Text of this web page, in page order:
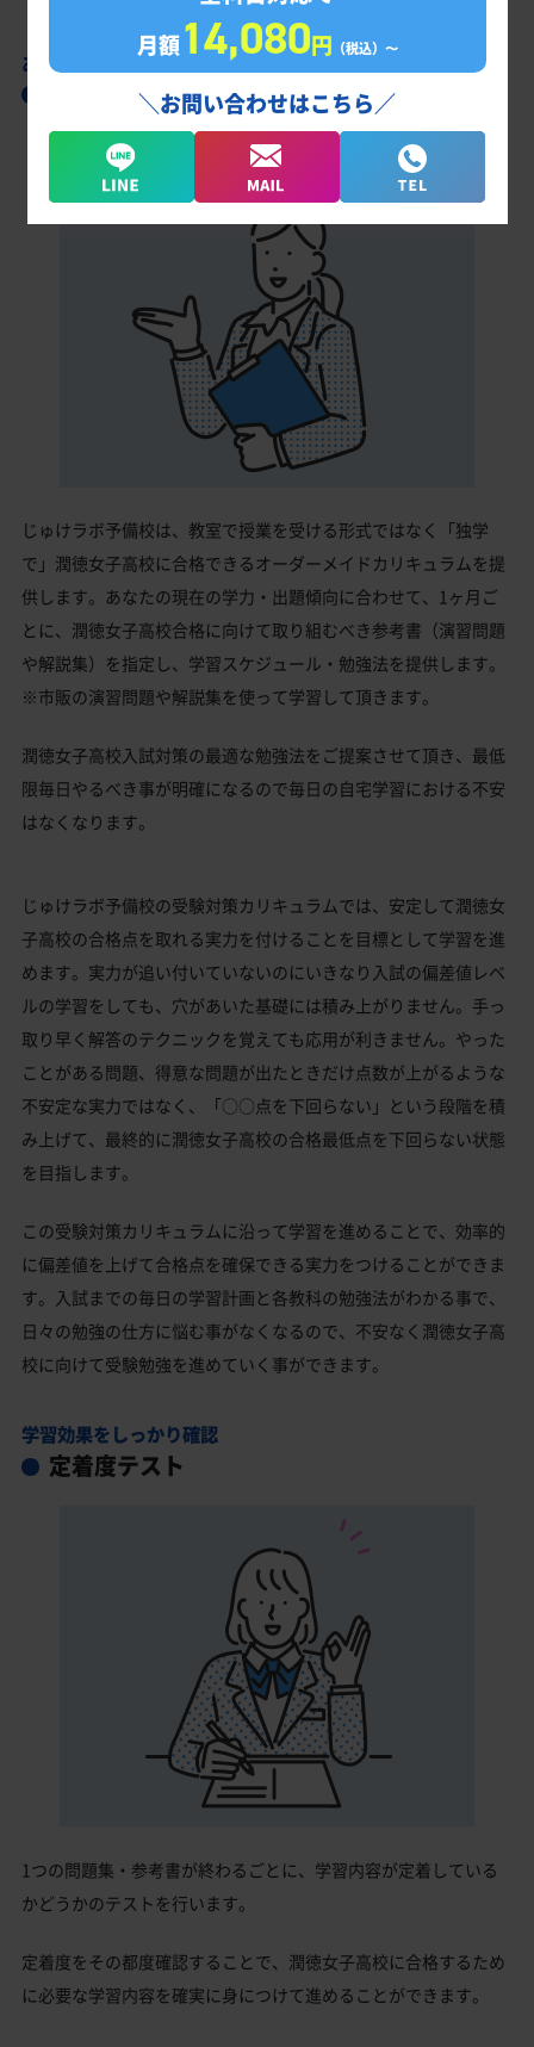
あなただけの学習計画だから成果が出る！
潤徳女子高校合格に向けた受験対策カリキュ
ラム
じゅけラボ予備校は、教室で授業を受ける形式ではなく「独学
で」潤徳女子高校に合格できるオーダーメイドカリキュラムを提
供します。あなたの現在の学力・出題傾向に合わせて、1ヶ月ご
とに、潤徳女子高校合格に向けて取り組むべき参考書（演習問題
や解説集）を指定し、学習スケジュール・勉強法を提供します。
※市販の演習問題や解説集を使って学習して頂きます。
潤徳女子高校入試対策の最適な勉強法をご提案させて頂き、最低
限毎日やるべき事が明確になるので毎日の自宅学習における不安
はなくなります。
じゅけラボ予備校の受験対策カリキュラムでは、安定して潤徳女
子高校の合格点を取れる実力を付けることを目標として学習を進
めます。実力が追い付いていないのにいきなり入試の偏差値レベ
ルの学習をしても、穴があいた基礎には積み上がりません。手っ
取り早く解答のテクニックを覚えても応用が利きません。やった
ことがある問題、得意な問題が出たときだけ点数が上がるような
不安定な実力ではなく、「○○点を下回らない」という段階を積
み上げて、最終的に潤徳女子高校の合格最低点を下回らない状態
を目指します。
この受験対策カリキュラムに沿って学習を進めることで、効率的
に偏差値を上げて合格点を確保できる実力をつけることができま
す。入試までの毎日の学習計画と各教科の勉強法がわかる事で、
日々の勉強の仕方に悩む事がなくなるので、不安なく潤徳女子高
校に向けて受験勉強を進めていく事ができます。
学習効果をしっかり確認
定着度テスト
1つの問題集・参考書が終わるごとに、学習内容が定着している
かどうかのテストを行います。
定着度をその都度確認することで、潤徳女子高校に合格するため
に必要な学習内容を確実に身につけて進めることができます。
月額14,080円 （税込）〜
＼お問い合わせはこちら／